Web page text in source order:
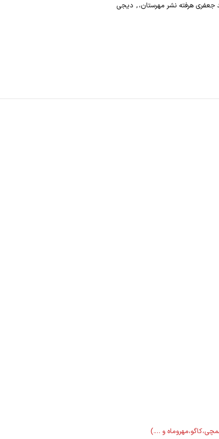
هرفته نشر مهرستان،, دیجی
و ….)